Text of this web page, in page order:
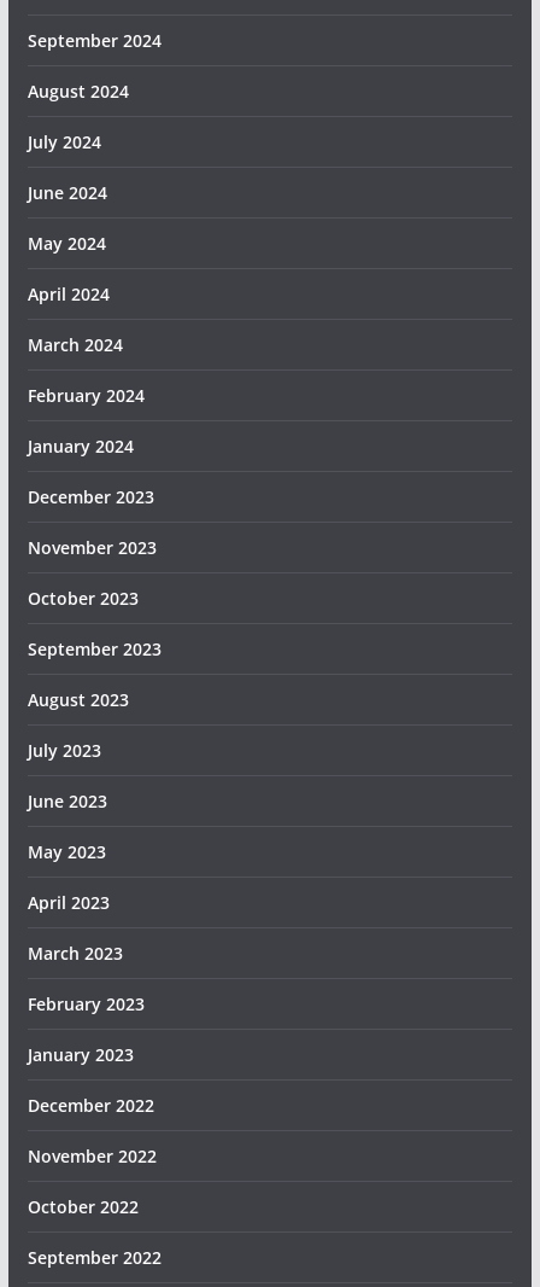
September 2024
August 2024
July 2024
June 2024
May 2024
April 2024
March 2024
February 2024
January 2024
December 2023
November 2023
October 2023
September 2023
August 2023
July 2023
June 2023
May 2023
April 2023
March 2023
February 2023
January 2023
December 2022
November 2022
October 2022
September 2022